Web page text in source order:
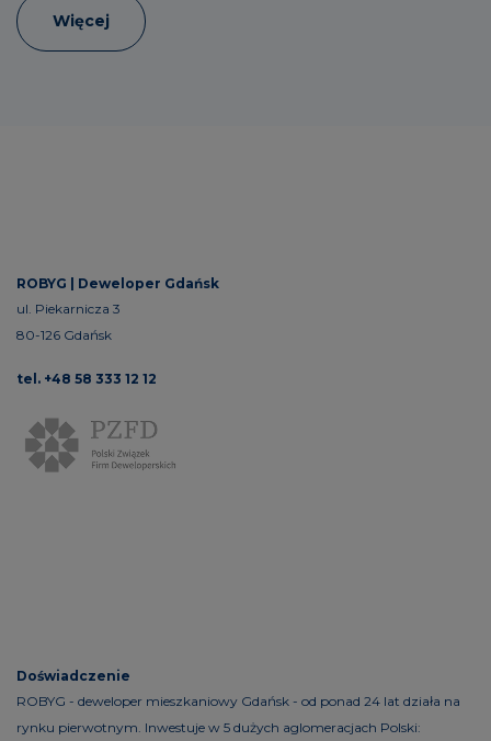
Więcej
ROBYG | Deweloper Gdańsk
ul. Piekarnicza 3
80-126 Gdańsk
tel. +48 58 333 12 12
Doświadczenie
ROBYG - deweloper mieszkaniowy Gdańsk - od ponad 24 lat działa na
rynku pierwotnym. Inwestuje w 5 dużych aglomeracjach Polski: